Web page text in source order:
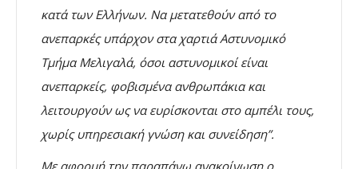
κατά των Ελλήνων. Να μετατεθούν από το
ανεπαρκές υπάρχον στα χαρτιά Αστυνομικό
Τμήμα Μελιγαλά, όσοι αστυνομικοί είναι
ανεπαρκείς, φοβισμένα ανθρωπάκια και
λειτουργούν ως να ευρίσκονται στο αμπέλι τους,
χωρίς υπηρεσιακή γνώση και συνείδηση”.